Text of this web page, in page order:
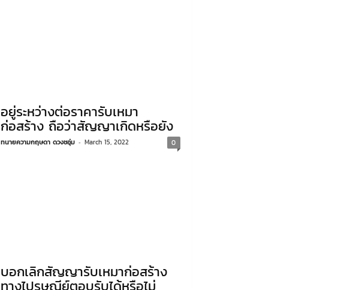
อยู่ระหว่างต่อราคารับเหมา
ก่อสร้าง ถือว่าสัญญาเกิดหรือยัง
ทนายความกฤษดา ดวงชอุ่ม - March 15, 2022 0
บอกเลิกสัญญารับเหมาก่อสร้าง